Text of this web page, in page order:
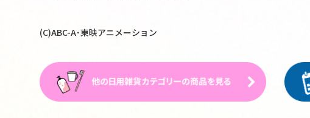
(C)ABC-A･東映アニメーション